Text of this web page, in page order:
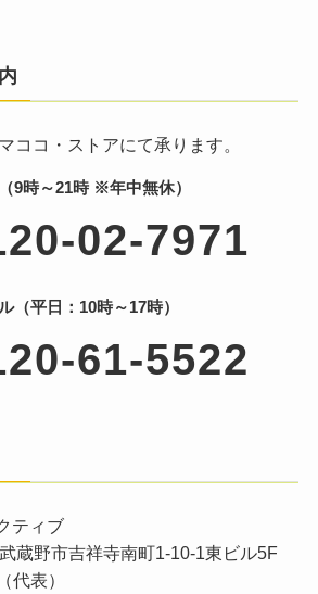
ココ・ストアにて承ります。
9時～21時 ※年中無休）
02-7971
（平日：10時～17時）
61-5522
ティブ
蔵野市吉祥寺南町1-10-1東ビル5F
代表）